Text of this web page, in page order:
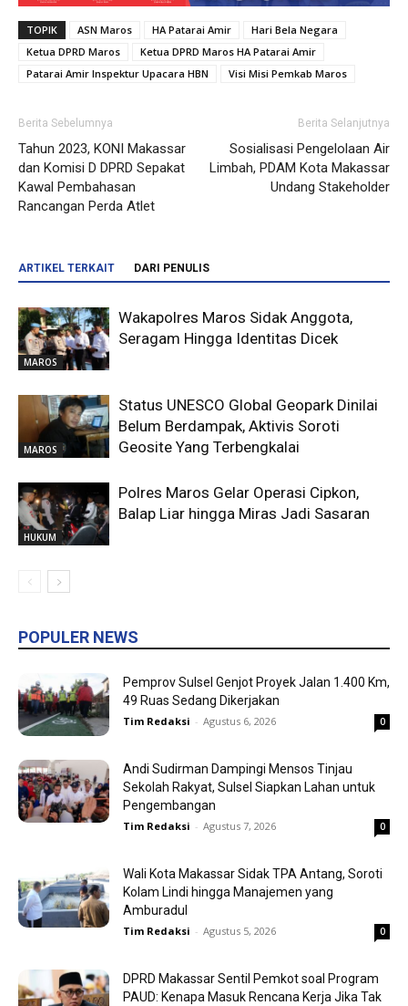
TOPIK ASN Maros HA Patarai Amir
Hari Bela Negara
Ketua DPRD Maros
Ketua DPRD Maros HA Patarai Amir
Patarai Amir Inspektur Upacara HBN
Visi Misi Pemkab Maros
Berita Sebelumnya
Tahun 2023, KONI Makassar
dan Komisi D DPRD Sepakat
Kawal Pembahasan
Rancangan Perda Atlet
Berita Selanjutnya
Sosialisasi Pengelolaan Air
Limbah, PDAM Kota Makassar
Undang Stakeholder
ARTIKEL TERKAIT DARI PENULIS
MAROS
Wakapolres Maros Sidak Anggota,
Seragam Hingga Identitas Dicek
MAROS
Status UNESCO Global Geopark Dinilai
Belum Berdampak, Aktivis Soroti
Geosite Yang Terbengkalai
HUKUM
Polres Maros Gelar Operasi Cipkon,
Balap Liar hingga Miras Jadi Sasaran
POPULER NEWS
Pemprov Sulsel Genjot Proyek Jalan 1.400 Km,
49 Ruas Sedang Dikerjakan
Tim Redaksi - Agustus 6, 2026 0
Andi Sudirman Dampingi Mensos Tinjau
Sekolah Rakyat, Sulsel Siapkan Lahan untuk
Pengembangan
Tim Redaksi - Agustus 7, 2026 0
Wali Kota Makassar Sidak TPA Antang, Soroti
Kolam Lindi hingga Manajemen yang
Amburadul
Tim Redaksi - Agustus 5, 2026 0
DPRD Makassar Sentil Pemkot soal Program
PAUD: Kenapa Masuk Rencana Kerja Jika Tak